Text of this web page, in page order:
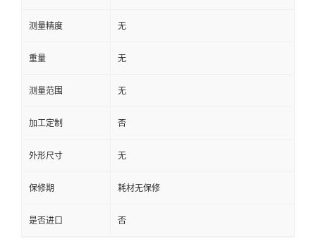
测量精度 无
重量 无
测量范围 无
加工定制 否
外形尺寸 无
保修期 耗材无保修
是否进口 否